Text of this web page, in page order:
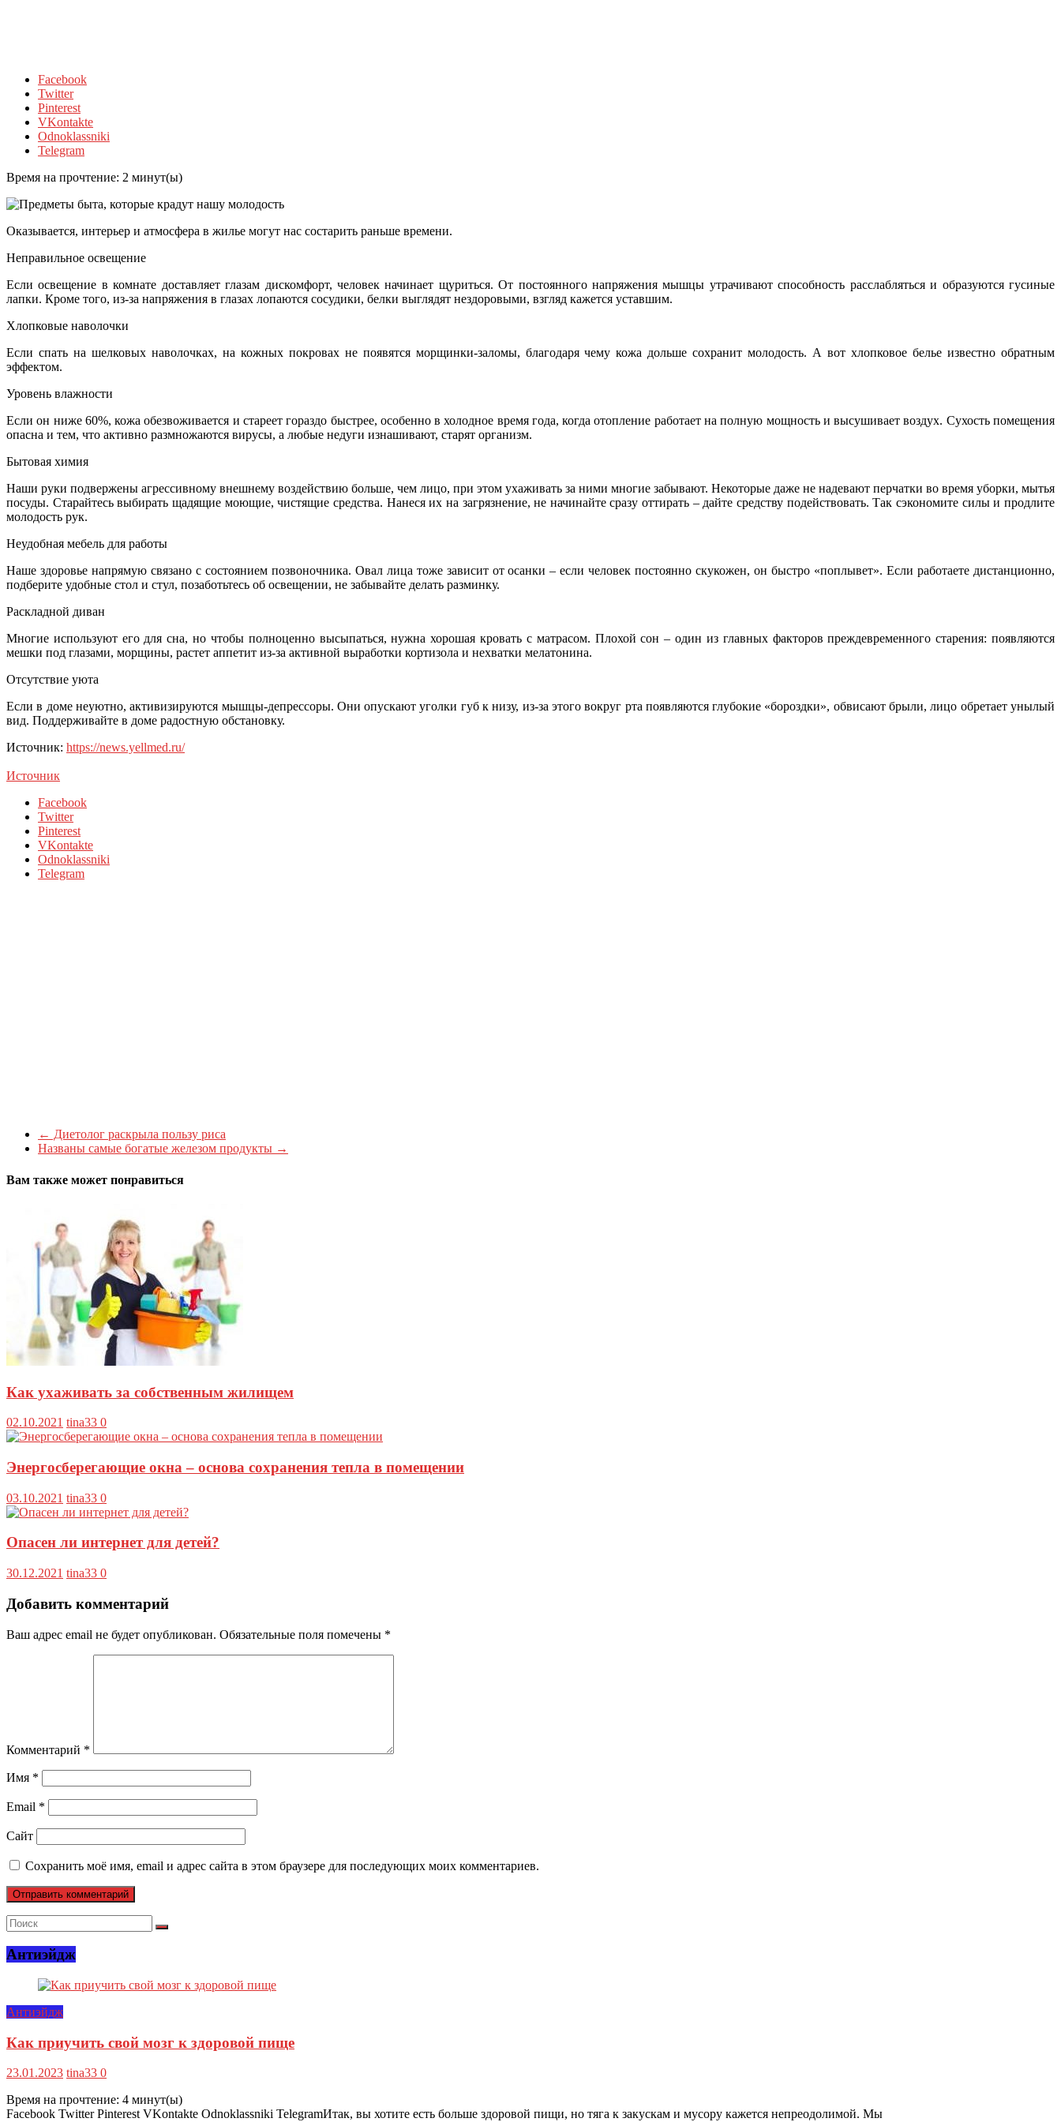
Facebook
Twitter
Pinterest
VKontakte
Odnoklassniki
Telegram
Время на прочтение: 2 минут(ы)
Оказывается, интерьер и атмосфера в жилье могут нас состарить раньше времени.
Неправильное освещение
Если освещение в комнате доставляет глазам дискомфорт, человек начинает щуриться. От постоянного напряжения мышцы утрачивают способность расслабляться и образуются гусиные
лапки. Кроме того, из-за напряжения в глазах лопаются сосудики, белки выглядят нездоровыми, взгляд кажется уставшим.
Хлопковые наволочки
Если спать на шелковых наволочках, на кожных покровах не появятся морщинки-заломы, благодаря чему кожа дольше сохранит молодость. А вот хлопковое белье известно обратным
эффектом.
Уровень влажности
Если он ниже 60%, кожа обезвоживается и стареет гораздо быстрее, особенно в холодное время года, когда отопление работает на полную мощность и высушивает воздух. Сухость помещения
опасна и тем, что активно размножаются вирусы, а любые недуги изнашивают, старят организм.
Бытовая химия
Наши руки подвержены агрессивному внешнему воздействию больше, чем лицо, при этом ухаживать за ними многие забывают. Некоторые даже не надевают перчатки во время уборки, мытья
посуды. Старайтесь выбирать щадящие моющие, чистящие средства. Нанеся их на загрязнение, не начинайте сразу оттирать – дайте средству подействовать. Так сэкономите силы и продлите
молодость рук.
Неудобная мебель для работы
Наше здоровье напрямую связано с состоянием позвоночника. Овал лица тоже зависит от осанки – если человек постоянно скукожен, он быстро «поплывет». Если работаете дистанционно,
подберите удобные стол и стул, позаботьтесь об освещении, не забывайте делать разминку.
Раскладной диван
Многие используют его для сна, но чтобы полноценно высыпаться, нужна хорошая кровать с матрасом. Плохой сон – один из главных факторов преждевременного старения: появляются
мешки под глазами, морщины, растет аппетит из-за активной выработки кортизола и нехватки мелатонина.
Отсутствие уюта
Если в доме неуютно, активизируются мышцы-депрессоры. Они опускают уголки губ к низу, из-за этого вокруг рта появляются глубокие «бороздки», обвисают брыли, лицо обретает унылый
вид. Поддерживайте в доме радостную обстановку.
Источник: https://news.yellmed.ru/
Источник
Facebook
Twitter
Pinterest
VKontakte
Odnoklassniki
Telegram
← Диетолог раскрыла пользу риса
Названы самые богатые железом продукты →
Вам также может понравиться
Как ухаживать за собственным жилищем
02.10.2021 tina33 0
Энергосберегающие окна – основа сохранения тепла в помещении
03.10.2021 tina33 0
Опасен ли интернет для детей?
30.12.2021 tina33 0
Добавить комментарий
Ваш адрес email не будет опубликован. Обязательные поля помечены *
Комментарий *
Имя *
Email *
Сайт
Сохранить моё имя, email и адрес сайта в этом браузере для последующих моих комментариев.
Антиэйдж
Антиэйдж
Как приучить свой мозг к здоровой пище
23.01.2023 tina33 0
Время на прочтение: 4 минут(ы)
Facebook Twitter Pinterest VKontakte Odnoklassniki TelegramИтак, вы хотите есть больше здоровой пищи, но тяга к закускам и мусору кажется непреодолимой. Мы